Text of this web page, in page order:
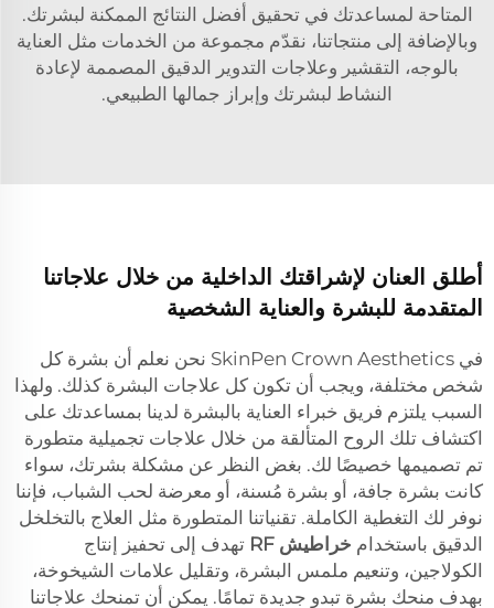
المتاحة لمساعدتك في تحقيق أفضل النتائج الممكنة لبشرتك.
وبالإضافة إلى منتجاتنا، نقدّم مجموعة من الخدمات مثل العناية
بالوجه، التقشير وعلاجات التدوير الدقيق المصممة لإعادة
النشاط لبشرتك وإبراز جمالها الطبيعي.
أطلق العنان لإشراقتك الداخلية من خلال علاجاتنا
المتقدمة للبشرة والعناية الشخصية
في SkinPen Crown Aesthetics نحن نعلم أن بشرة كل
شخص مختلفة، ويجب أن تكون كل علاجات البشرة كذلك. ولهذا
السبب يلتزم فريق خبراء العناية بالبشرة لدينا بمساعدتك على
اكتشاف تلك الروح المتألقة من خلال علاجات تجميلية متطورة
تم تصميمها خصيصًا لك. بغض النظر عن مشكلة بشرتك، سواء
كانت بشرة جافة، أو بشرة مُسنة، أو معرضة لحب الشباب، فإننا
نوفر لك التغطية الكاملة. تقنياتنا المتطورة مثل العلاج بالتخلخل
الدقيق باستخدام خراطيش RF
تهدف إلى تحفيز إنتاج
الكولاجين، وتنعيم ملمس البشرة، وتقليل علامات الشيخوخة،
بهدف منحك بشرة تبدو جديدة تمامًا. يمكن أن تمنحك علاجاتنا